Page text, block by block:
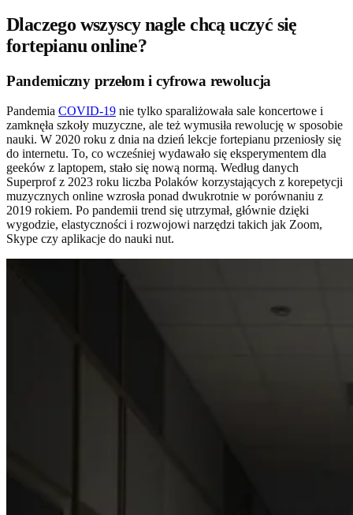
Dlaczego wszyscy nagle chcą uczyć się
fortepianu online?
Pandemiczny przełom i cyfrowa rewolucja
Pandemia COVID-19 nie tylko sparaliżowała sale koncertowe i
zamknęła szkoły muzyczne, ale też wymusiła rewolucję w sposobie
nauki. W 2020 roku z dnia na dzień lekcje fortepianu przeniosły się
do internetu. To, co wcześniej wydawało się eksperymentem dla
geeków z laptopem, stało się nową normą. Według danych
Superprof z 2023 roku liczba Polaków korzystających z korepetycji
muzycznych online wzrosła ponad dwukrotnie w porównaniu z
2019 rokiem. Po pandemii trend się utrzymał, głównie dzięki
wygodzie, elastyczności i rozwojowi narzędzi takich jak Zoom,
Skype czy aplikacje do nauki nut.